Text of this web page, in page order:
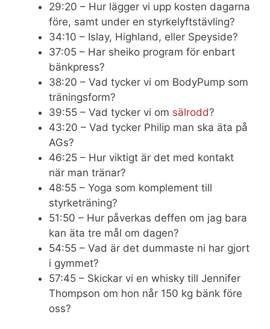
29:20 – Hur lägger vi upp kosten dagarna
före, samt under en styrkelyftstävling?
34:10 – Islay, Highland, eller Speyside?
37:05 – Har sheiko program för enbart
bänkpress?
38:20 – Vad tycker vi om BodyPump som
träningsform?
39:55 – Vad tycker vi om sälrodd?
43:20 – Vad tycker Philip man ska äta på
AGs?
46:25 – Hur viktigt är det med kontakt
när man tränar?
48:55 – Yoga som komplement till
styrketräning?
51:50 – Hur påverkas deffen om jag bara
kan äta tre mål om dagen?
54:55 – Vad är det dummaste ni har gjort
i gymmet?
57:45 – Skickar vi en whisky till Jennifer
Thompson om hon når 150 kg bänk före
oss?